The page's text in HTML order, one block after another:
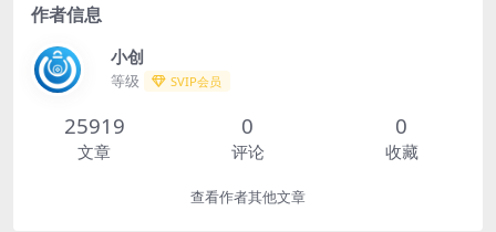
作者信息
小创
等级 SVIP会员
25919
文章
0
评论
0
收藏
查看作者其他文章